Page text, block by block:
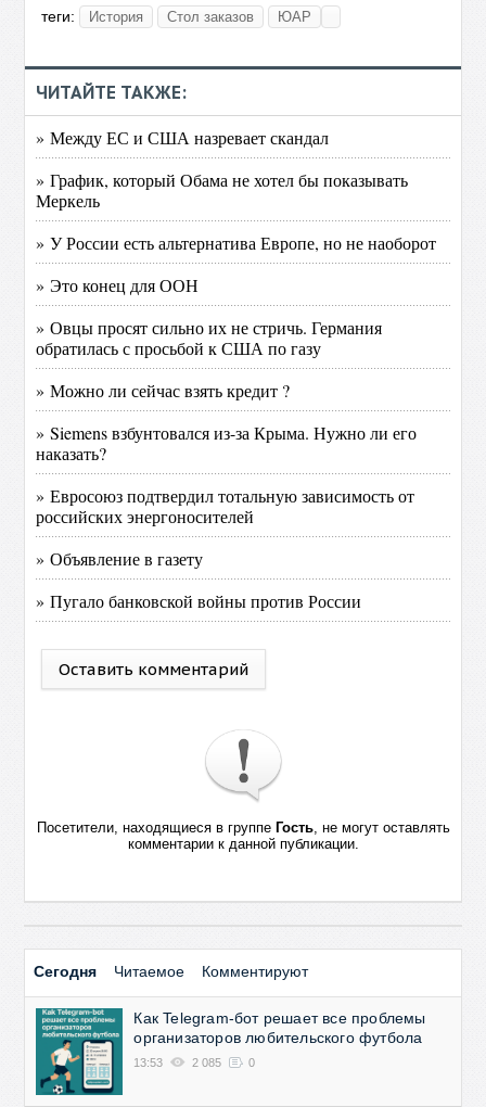
теги: История Стол заказов ЮАР
ЧИТАЙТЕ ТАКЖЕ:
» Между ЕС и США назревает скандал
» График, который Обама не хотел бы показывать
Меркель
» У России есть альтернатива Европе, но не наоборот
» Это конец для ООН
» Овцы просят сильно их не стричь. Германия
обратилась с просьбой к США по газу
» Можно ли сейчас взять кредит ?
» Siemens взбунтовался из-за Крыма. Нужно ли его
наказать?
» Евросоюз подтвердил тотальную зависимость от
российских энергоносителей
» Объявление в газету
» Пугало банковской войны против России
Оставить комментарий
Посетители, находящиеся в группе Гость, не могут оставлять
комментарии к данной публикации.
Сегодня Читаемое Комментируют
Как Telegram-бот решает все проблемы
организаторов любительского футбола
13:53 2 085 0